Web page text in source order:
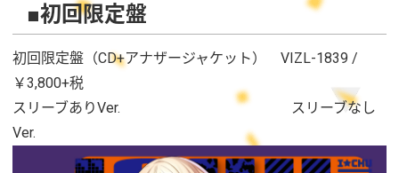
■初回限定盤
初回限定盤（CD+アナザージャケット） VIZL-1839 /
￥3,800+税
スリーブありVer. スリーブなし
Ver.